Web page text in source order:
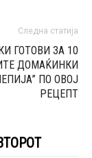
Следна статија
ГОТОВИ ЗА 10
ДОМАЌИНКИ
ПО ОВОЈ
РЕЦЕПТ